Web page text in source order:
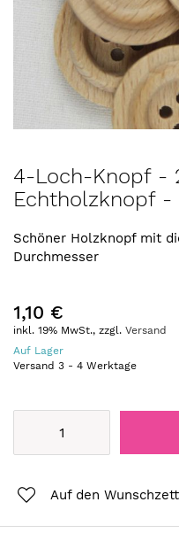
Anfang
der
springen
4-Loch-Knopf -
Echtholzknopf -
Schöner Holzknopf mit
Durchmesser
1,10 €
inkl. 19% MwSt., zzgl. Versand
Auf Lager
Versand 3 - 4 Werktage
Auf den